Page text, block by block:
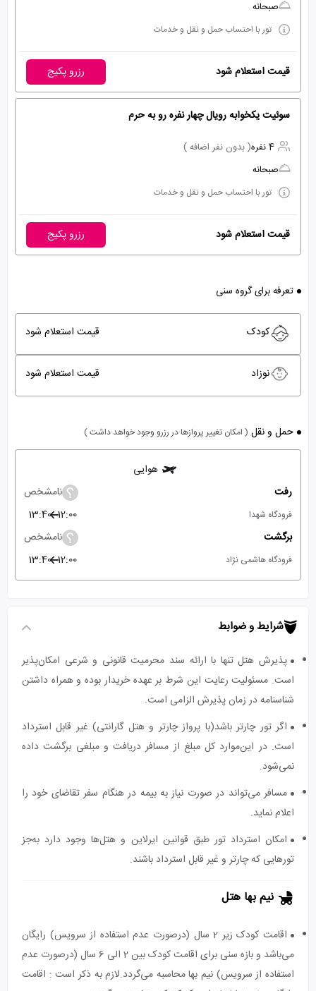
صبحانه
تور با احتساب حمل و نقل و خدمات
قیمت استعلام شود رزرو پکیج
سوئیت یکخوابه رویال چهار نفره رو به حرم
4 نفره
( بدون نفر اضافه )
صبحانه
تور با احتساب حمل و نقل و خدمات
قیمت استعلام شود رزرو پکیج
تعرفه برای گروه سنی
کودک قیمت استعلام شود
نوزاد قیمت استعلام شود
حمل و نقل ( امکان تغییر پروازها در رزرو وجود خواهد داشت )
هوایی
رفت
نامشخص
فرودگاه شهدا 12:00
13:40
برگشت
نامشخص
فرودگاه هاشمی نژاد 12:00
13:40
شرایط و ضوابط
پذیرش هتل تنها با ارائه سند محرمیت قانونی و شرعی امکان‌پذیر
است. مسئولیت رعایت این شرط بر عهده خریدار بوده و همراه داشتن
شناسنامه در زمان پذیرش الزامی است.
اگر تور چارتر باشد(با پرواز چارتر و هتل گارانتی) غیر قابل استرداد
است. در این‌موارد کل مبلغ از مسافر دریافت و مبلغی برگشت داده
نمی‌شود.
مسافر می‌تواند در صورت نیاز به بیمه در هنگام سفر تقاضای خود را
اعلام نماید.
امکان استرداد تور طبق قوانین ایرلاین و هتل‌ها وجود دارد به‌جز
تورهایی که چارتر و غیر قابل استرداد باشند.
نیم بها هتل
اقامت کودک زیر 2 سال (درصورت عدم استفاده از سرویس) رایگان
می‌باشد و بازه سنی برای اقامت کودک بین 2 الی 6 سال (درصورت عدم
استفاده از سرویس) نیم بها محاسبه می‌گردد.لازم به ذکر است : اقامت